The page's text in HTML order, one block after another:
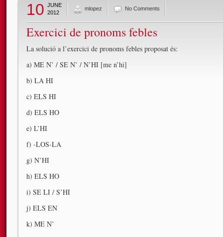
10 JUNE
2012
mlopez No Comments
Exercici de pronoms febles
La solució a l’exercici de pronoms febles proposat és:
a) ME N’ / SE N’ / N’HI [me n’hi]
b) LA HI
c) ELS HI
d) ELS HO
e) L’HI
f) -LOS-LA
g) N’HI
h) ELS HO
i) SE LI / S’HI
j) ELS EN
k) ME N’